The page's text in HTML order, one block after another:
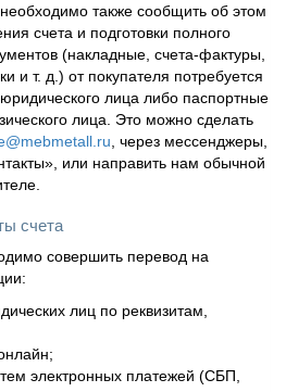
также сообщить об этом
счета и подготовки полного
(накладные, счета-фактуры,
и т. д.) от покупателя потребуется
лица либо паспортные
лица. Это можно сделать
, через мессенджеры,
или направить нам обычной
счета
совершить перевод на
лиц по реквизитам,
электронных платежей (СБП,